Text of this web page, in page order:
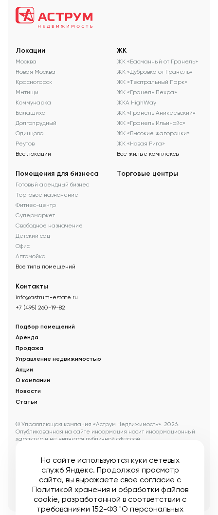
Локации
Москва
Новая Москва
Красногорск
Мытищи
Коммунарка
Балашиха
Долгопрудный
Одинцово
Реутов
Все локации
ЖК
ЖК «Басманный от Гранель»
ЖК «Дубровка от Гранель»
ЖК «Театральный Парк»
ЖК «Гранель Пехра»
ЖКА HighWay
ЖК «Гранель Аникеевский»
ЖК «Гранель Ильинойс»
ЖК «Высокие жаворонки»
ЖК «Новая Рига»
Все жилые комплексы
Помещения для бизнеса
Готовый арендный бизнес
Торговое назначение
Фитнес-центр
Супермаркет
Свободное назначение
Детский сад
Офис
Автомойка
Все типы помещений
Торговые центры
Контакты
info@astrum-estate.ru
+7 (495) 260-19-82
Подбор помещений
Аренда
Продажа
Управление недвижимостью
Акции
О компании
Новости
Статьи
© Управляющая компания «Аструм Недвижимость». 2026.
Опубликованная на сайте информация носит информационный
характер и не является публичной офертой
Мы в соцсетях:
Публичная оферта
Пользовательское соглашение
Карта сайта
DDPlanet
На сайте используются куки сетевых
служб Яндекс. Продолжая просмотр
сайта, вы выражаете свое согласие с
Политикой хранения и обработки файлов
cookie, разработанной в соответствии с
требованиями 152-ФЗ "О персональных